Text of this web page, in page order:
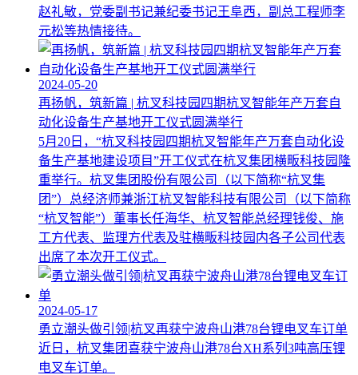
赵礼敏，党委副书记兼纪委书记王阜西，副总工程师李
元松等热情接待。
2024-05-20
再扬帆，筑新篇 | 杭叉科技园四期杭叉智能年产万套自
动化设备生产基地开工仪式圆满举行
5月20日，“杭叉科技园四期杭叉智能年产万套自动化设
备生产基地建设项目”开工仪式在杭叉集团横畈科技园隆
重举行。杭叉集团股份有限公司（以下简称“杭叉集
团”）总经济师兼浙江杭叉智能科技有限公司（以下简称
“杭叉智能”）董事长任海华、杭叉智能总经理钱俊、施
工方代表、监理方代表及驻横畈科技园内各子公司代表
出席了本次开工仪式。
2024-05-17
勇立潮头做引领|杭叉再获宁波舟山港78台锂电叉车订单
近日，杭叉集团喜获宁波舟山港78台XH系列3吨高压锂
电叉车订单。